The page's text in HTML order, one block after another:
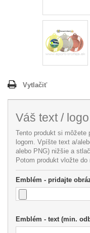
Vytlačiť
Váš text /
Tento produkt si môžete
logom. Vpíšte text a/
alebo PNG) nižšie a
Potom produkt vložte do
Emblém - pridajte
Emblém - text (min.